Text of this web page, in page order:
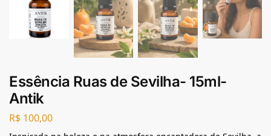
Essência Ruas de Sevilha- 15ml-
Antik
R$ 100,00